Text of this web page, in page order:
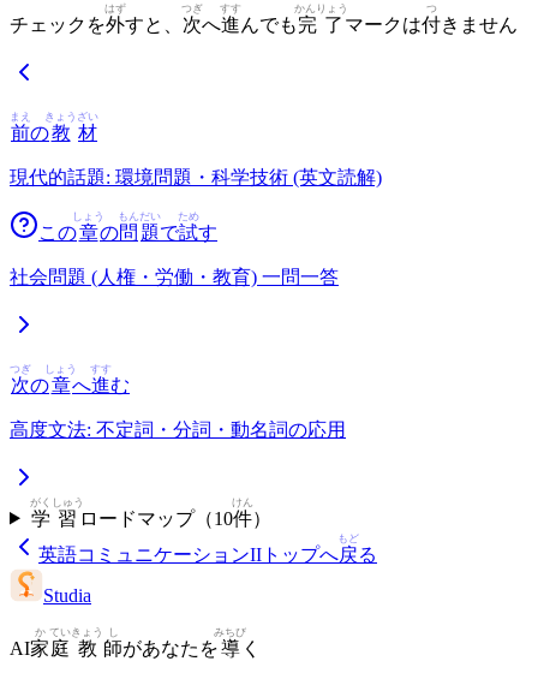
チェックを外
はず
すと、 次
つぎ
へ進
すす
んでも完了
かんりょう
マークは付
つ
きません
前
まえ
の教
きょう
材
ざい
現代的話題: 環境問題・科学技術 (英文読解)
この章
しょう
の問
もん
題
だい
で試
ため
す
社会問題 (人権・労働・教育) 一問一答
次
つぎ
の章
しょう
へ進
すす
む
高度文法: 不定詞・分詞・動名詞の応用
学
がく
習
しゅう
ロードマップ（10件
けん
）
英語コミュニケーションII トップへ戻
もど
る
Studia
AI家
か
庭
てい
教
きょう
師
し
があなたを導
みちび
く